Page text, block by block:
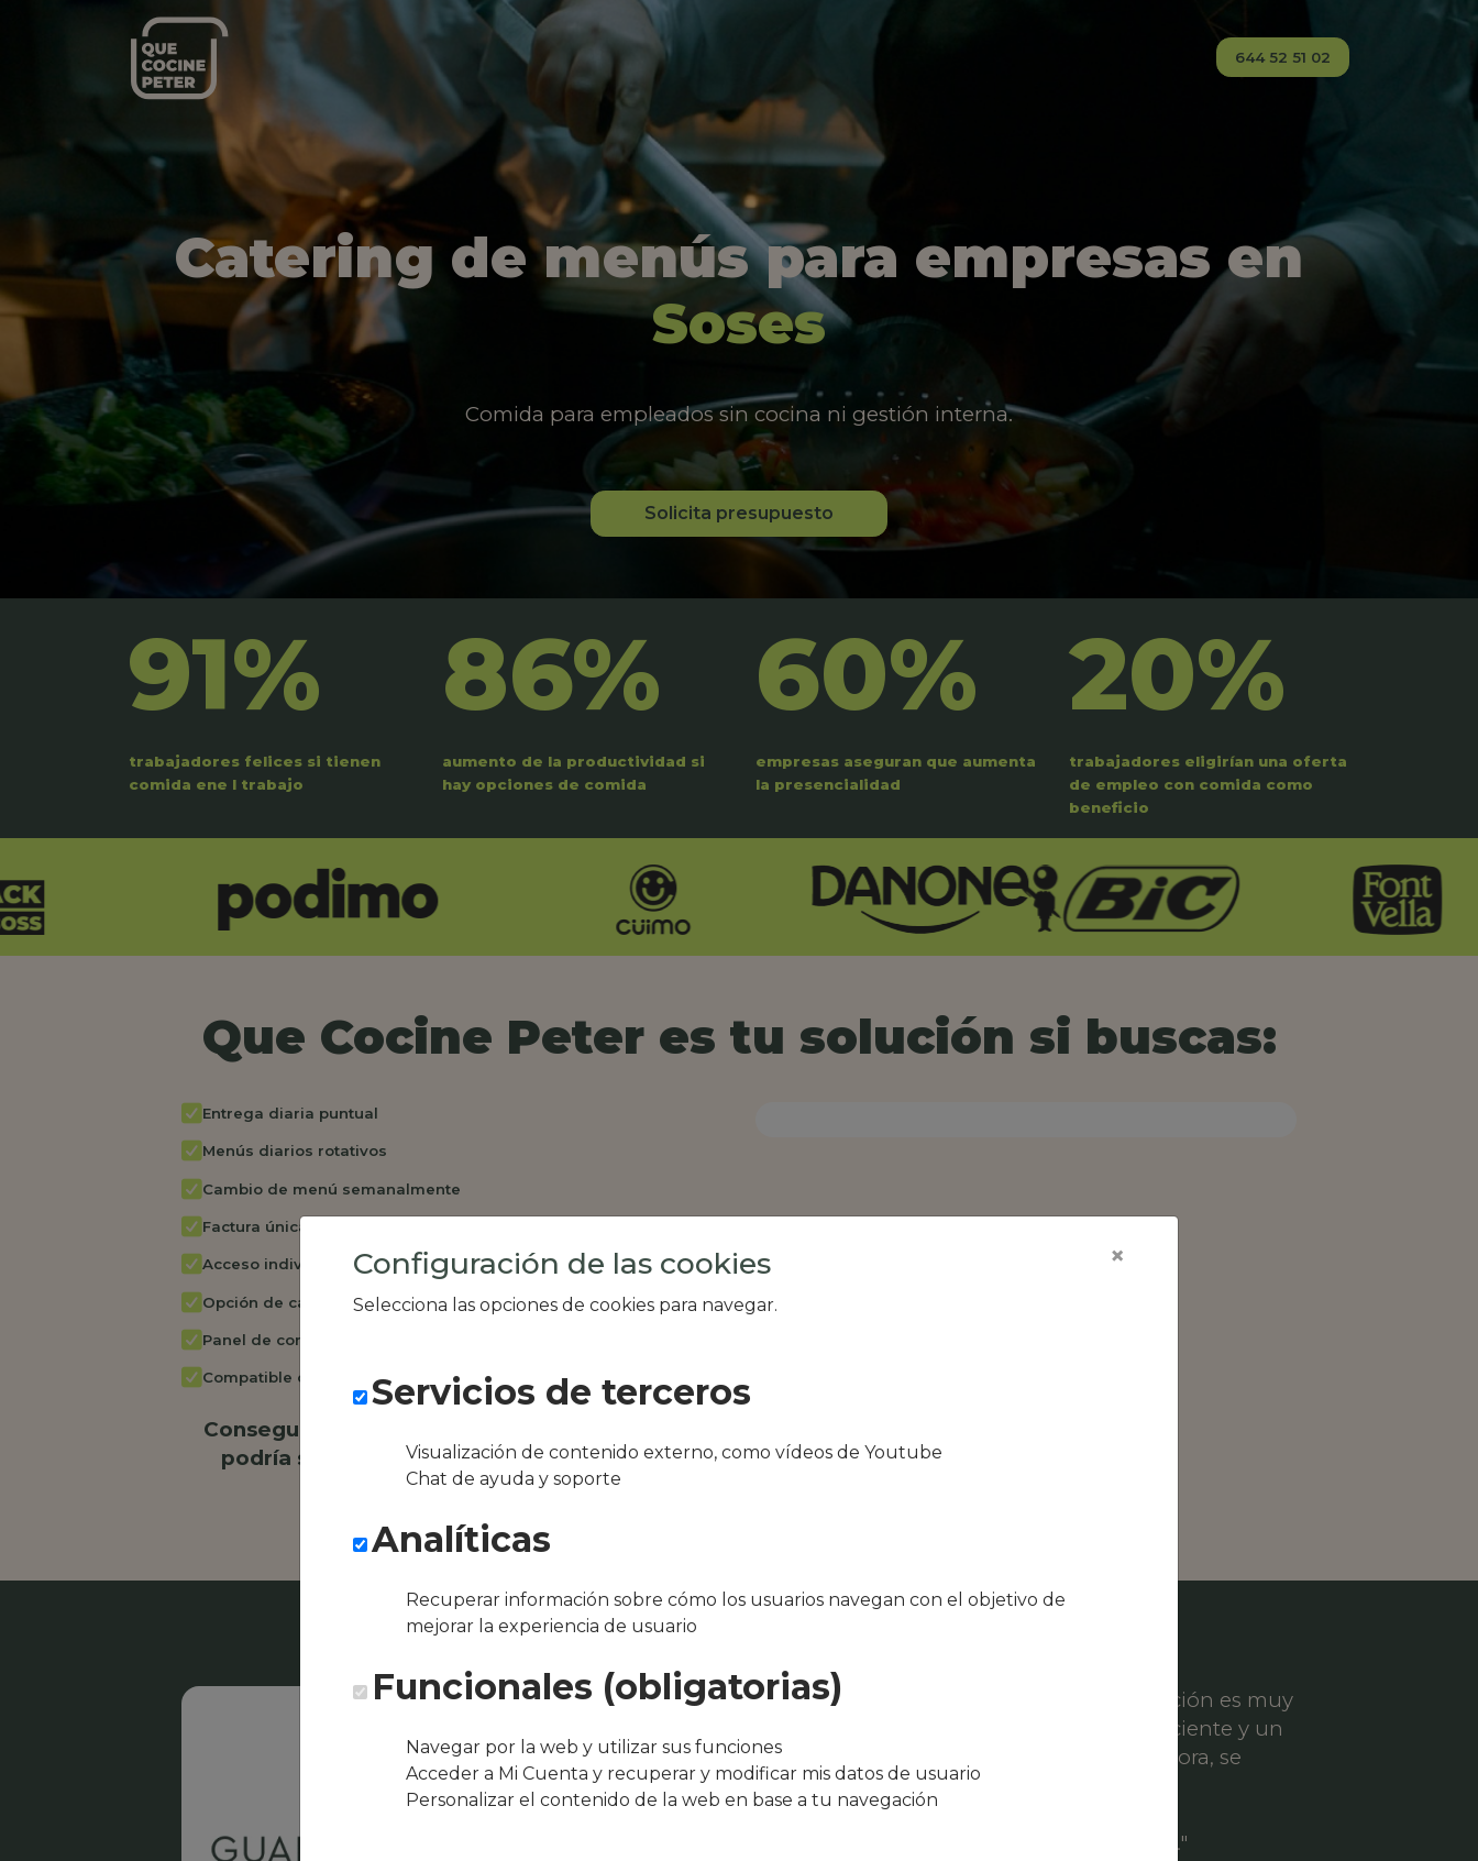
644 52 51 02
Catering de menús para empresas en
Soses
Comida para empleados sin cocina ni gestión interna.
Solicita presupuesto
91%
trabajadores felices si tienen
comida ene l trabajo
86%
aumento de la productividad si
hay opciones de comida
60%
empresas aseguran que aumenta
la presencialidad
20%
trabajadores eligirían una oferta
de empleo con comida como
beneficio
Que Cocine Peter es tu solución si buscas:
Entrega diaria puntual
Menús diarios rotativos
Cambio de menú semanalmente
Factura única
Acceso individual empleados
Opción de catering
Panel de control RR.HH
Compatible con equipos híbridos
Conseguimos la oferta local de tu zona, como
podría ser Lo Trull Restaurant o restaurant
bulevar
"Después de varios meses con el servicio, el nivel de satisfacción es muy
bueno. El equipo de Que Cocine Peter ofrece un servicio eficiente y un
trato excelente, siempre atentos a cualquier solicitud de mejora, se
agradece su entusiasmo, dedicación y profesionalidad.
Sin lugar a dudas se trata de un proyecto con mucho futuro."
Configuración de las cookies
Selecciona las opciones de cookies para navegar.
×
Servicios de terceros
Visualización de contenido externo, como vídeos de Youtube
Chat de ayuda y soporte
Analíticas
Recuperar información sobre cómo los usuarios navegan con el objetivo de
mejorar la experiencia de usuario
Funcionales (obligatorias)
Navegar por la web y utilizar sus funciones
Acceder a Mi Cuenta y recuperar y modificar mis datos de usuario
Personalizar el contenido de la web en base a tu navegación